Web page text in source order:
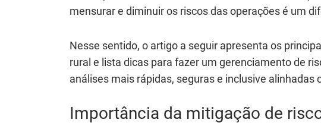
mensurar e diminuir os riscos das operações é um
Nesse sentido, o artigo a seguir apresenta os
rural e lista dicas para fazer um gerenciamento de
análises mais rápidas, seguras e inclusive alinhadas
Importância da mitigação de